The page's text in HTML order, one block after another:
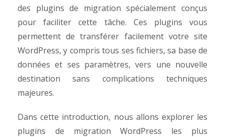
des plugins de migration spécialement conçus
pour faciliter cette tâche. Ces plugins vous
permettent de transférer facilement votre site
WordPress, y compris tous ses fichiers, sa base de
données et ses paramètres, vers une nouvelle
destination sans complications techniques
majeures.
Dans cette introduction, nous allons explorer les
plugins de migration WordPress les plus